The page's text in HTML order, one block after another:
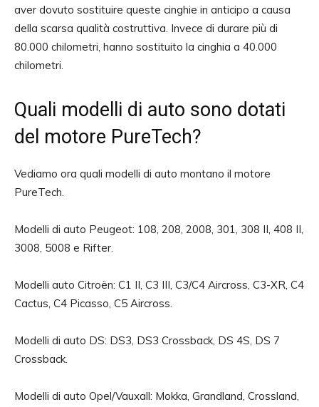
aver dovuto sostituire queste cinghie in anticipo a causa
della scarsa qualità costruttiva. Invece di durare più di
80.000 chilometri, hanno sostituito la cinghia a 40.000
chilometri.
Quali modelli di auto sono dotati
del motore PureTech?
Vediamo ora quali modelli di auto montano il motore
PureTech.
Modelli di auto Peugeot: 108, 208, 2008, 301, 308 II, 408 II,
3008, 5008 e Rifter.
Modelli auto Citroën: C1 II, C3 III, C3/C4 Aircross, C3-XR, C4
Cactus, C4 Picasso, C5 Aircross.
Modelli di auto DS: DS3, DS3 Crossback, DS 4S, DS 7
Crossback.
Modelli di auto Opel/Vauxall: Mokka, Grandland, Crossland,